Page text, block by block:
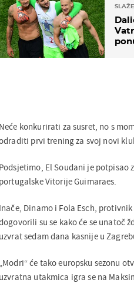
Neće konkurirati za susret, no s
prvi trening za svoj novi
Podsjetimo, El Soudani je potpisao
portugalske Vitorije Guimaraes.
Inače, Dinamo i Fola Esch,
su se kako će se unatoč
uzvrat sedam dana kasnije u
„Modri“ će tako europsku sezonu
uzvratna utakmica igra se na